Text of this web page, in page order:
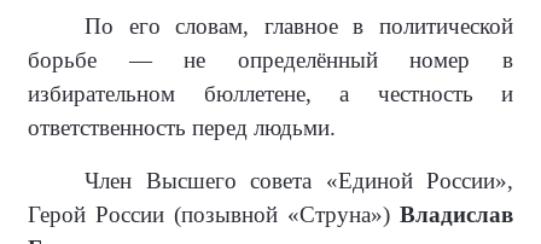
По его словам, главное в политической
борьбе — не определённый номер в
избирательном бюллетене, а честность и
ответственность перед людьми.
Член Высшего совета «Единой России»,
Герой России (позывной «Струна») Владислав